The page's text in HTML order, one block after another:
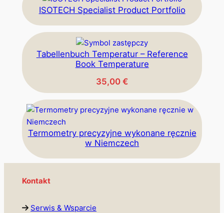
ISOTECH Specialist Product Portfolio
Tabellenbuch Temperatur – Reference
Book Temperature
35,00 €
Termometry precyzyjne wykonane ręcznie
w Niemczech
Kontakt
Serwis & Wsparcie